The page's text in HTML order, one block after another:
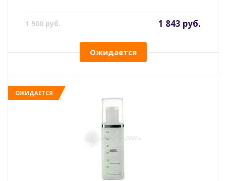
1 900 руб. 1 843 руб.
Ожидается
ОЖИДАЕТСЯ